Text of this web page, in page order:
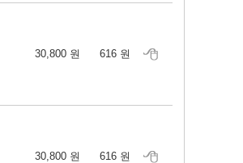
30,800 원 616 원
30,800 원 616 원